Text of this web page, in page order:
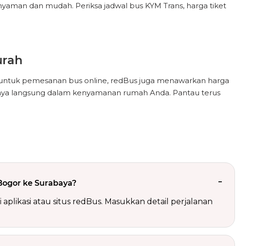
dan mudah. Periksa jadwal bus KYM Trans, harga tiket
pemesanan bus online, redBus juga menawarkan harga
langsung dalam kenyamanan rumah Anda. Pantau terus
ke Surabaya?
atau situs redBus. Masukkan detail perjalanan